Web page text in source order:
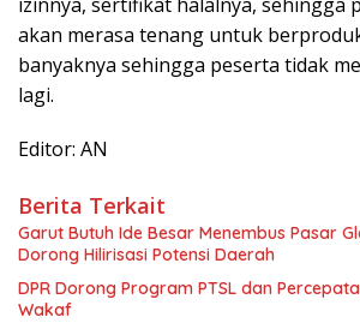
izinnya, sertifikat halalnya, sehingga
akan merasa tenang untuk
banyaknya sehingga peserta tidak
lagi.
Editor: AN
Berita Terkait
Garut Butuh Ide Besar Menembus Pasar
Dorong Hilirisasi Potensi Daerah
DPR Dorong Program PTSL dan
Wakaf